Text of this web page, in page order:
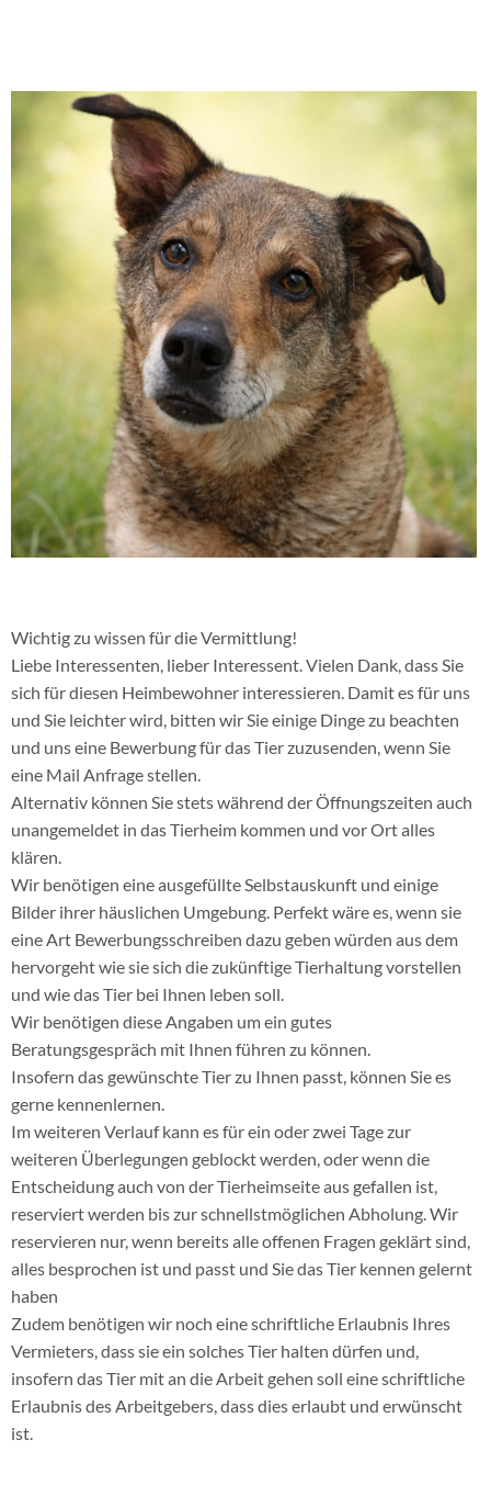
Wichtig zu wissen für die Vermittlung!
Liebe Interessenten, lieber Interessent. Vielen Dank, dass Sie
sich für diesen Heimbewohner interessieren. Damit es für uns
und Sie leichter wird, bitten wir Sie einige Dinge zu beachten
und uns eine Bewerbung für das Tier zuzusenden, wenn Sie
eine Mail Anfrage stellen.
Alternativ können Sie stets während der Öffnungszeiten auch
unangemeldet in das Tierheim kommen und vor Ort alles
klären.
Wir benötigen eine ausgefüllte Selbstauskunft und einige
Bilder ihrer häuslichen Umgebung. Perfekt wäre es, wenn sie
eine Art Bewerbungsschreiben dazu geben würden aus dem
hervorgeht wie sie sich die zukünftige Tierhaltung vorstellen
und wie das Tier bei Ihnen leben soll.
Wir benötigen diese Angaben um ein gutes
Beratungsgespräch mit Ihnen führen zu können.
Insofern das gewünschte Tier zu Ihnen passt, können Sie es
gerne kennenlernen.
Im weiteren Verlauf kann es für ein oder zwei Tage zur
weiteren Überlegungen geblockt werden, oder wenn die
Entscheidung auch von der Tierheimseite aus gefallen ist,
reserviert werden bis zur schnellstmöglichen Abholung. Wir
reservieren nur, wenn bereits alle offenen Fragen geklärt sind,
alles besprochen ist und passt und Sie das Tier kennen gelernt
haben
Zudem benötigen wir noch eine schriftliche Erlaubnis Ihres
Vermieters, dass sie ein solches Tier halten dürfen und,
insofern das Tier mit an die Arbeit gehen soll eine schriftliche
Erlaubnis des Arbeitgebers, dass dies erlaubt und erwünscht
ist.